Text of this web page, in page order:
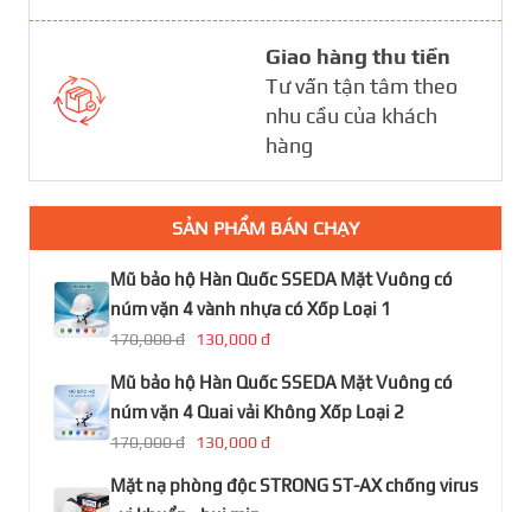
Giao hàng thu tiền
Tư vấn tận tâm theo
nhu cầu của khách
hàng
SẢN PHẨM BÁN CHẠY
Mũ bảo hộ Hàn Quốc SSEDA Mặt Vuông có
núm vặn 4 vành nhựa có Xốp Loại 1
170,000 đ 130,000 đ
Mũ bảo hộ Hàn Quốc SSEDA Mặt Vuông có
núm vặn 4 Quai vải Không Xốp Loại 2
170,000 đ 130,000 đ
Mặt nạ phòng độc STRONG ST-AX chống virus